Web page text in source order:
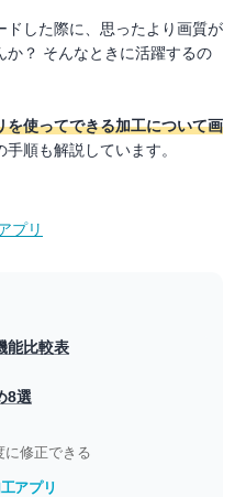
ドした際に、思ったより画質が
か？ そんなときに活躍するの
を使ってできる加工について画
手順も解説しています。
プリ
能比較表
8選
に修正できる
アプリ